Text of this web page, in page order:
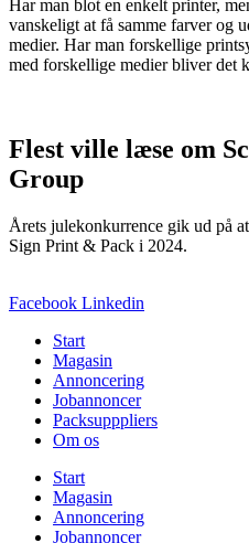
Har man blot en enkelt printer,
vanskeligt at få samme farver og
medier. Har man forskellige
med forskellige medier bliver det
Flest ville læse om
Group
Årets julekonkurrence gik ud på
Sign Print & Pack i 2024.
Facebook Linkedin
Start
Magasin
Annoncering
Jobannoncer
Packsupppliers
Om os
Start
Magasin
Annoncering
Jobannoncer